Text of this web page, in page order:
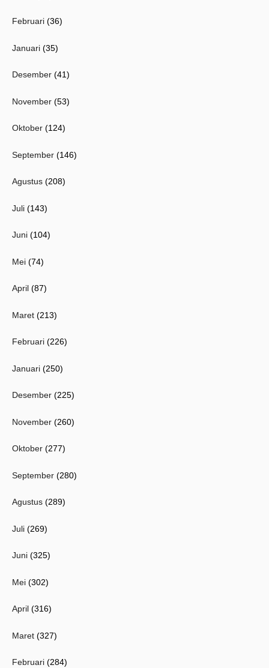
Februari (36)
Januari (35)
Desember (41)
November (53)
Oktober (124)
September (146)
Agustus (208)
Juli (143)
Juni (104)
Mei (74)
April (87)
Maret (213)
Februari (226)
Januari (250)
Desember (225)
November (260)
Oktober (277)
September (280)
Agustus (289)
Juli (269)
Juni (325)
Mei (302)
April (316)
Maret (327)
Februari (284)